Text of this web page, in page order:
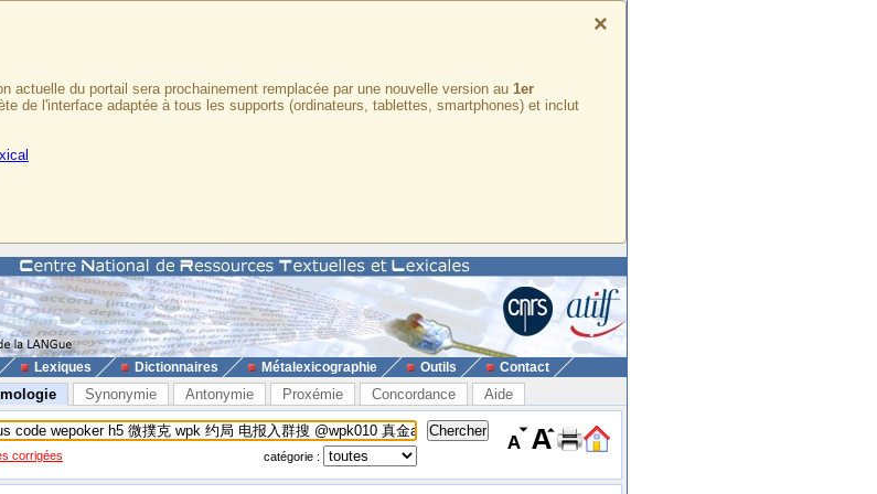
×
actuelle du portail sera prochainement remplacée par une nouvelle version au 1er
de l'interface adaptée à tous les supports (ordinateurs, tablettes, smartphones) et inclut
Lexiques Dictionnaires Métalexicographie Outils Contact
Synonymie Antonymie Proxémie Concordance Aide
corrigées catégorie :